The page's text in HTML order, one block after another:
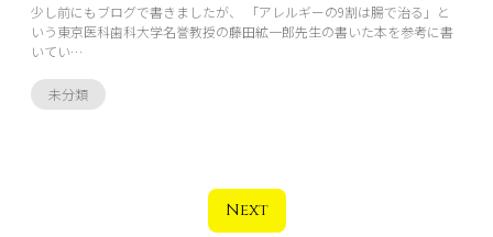
少し前にもブログで書きましたが、 「アレルギーの9割は腸で治る」と
いう東京医科歯科大学名誉教授の藤田絋一郎先生の書いた本を参考に書
いてい…
未分類
Next